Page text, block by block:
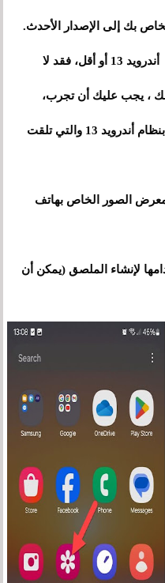
بك إلى الإصدار الأحدث.
إذا كان جهازك يعمل بنظام التشغيل أندرويد 13 أو أقل، فقد لا
، يجب عليك أن تجرب،
نظرًا لوجود هواتف سامسونغ تعمل بنظام أندرويد 13 والتي تلقت
الصور الخاص بهاتف
لإنشاء الملصق (يمكن أن